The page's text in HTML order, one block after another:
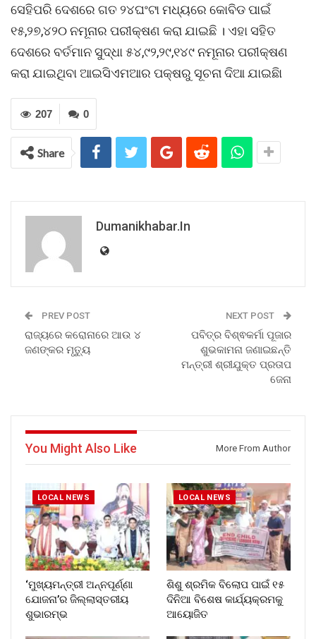
ସେହିପରି ଦେଶରେ ଗତ ୨୪ଘଂଟା ମଧ୍ୟରେ କୋବିଡ ପାଇଁ
୧୫,୨୭,୪୨୦ ନମୂନାର ପରୀକ୍ଷଣ କରା ଯାଇଛି । ଏହା ସହିତ
ଦେଶରେ ବର୍ତମାନ ସୁଦ୍ଧା ୫୪,୯୨,୨୯,୧୪୯ ନମୂନାର ପରୀକ୍ଷଣ
କରା ଯାଇଥିବା ଆଇସିଏମଆର ପକ୍ଷରୁ ସୂଚନା ଦିଆ ଯାଇଛିା
0
207
Share
Dumanikhabar.in
PREV POST
ରାଜ୍ୟରେ କରୋନାରେ ଆଉ ୪
ଜଣଙ୍କର ମୃତ୍ୟୁ
NEXT POST
ପବିତ୍ର ବିଶ୍ଵକର୍ମା ପୂଜାର
ଶୁଭକାମନା ଜଣାଇଛନ୍ତି
ମନ୍ତ୍ରୀ ଶ୍ରୀଯୁକ୍ତ ପ୍ରତାପ
ଜେନା
You Might Also Like More From Author
LOCAL NEWS
‘ମୁଖ୍ୟମନ୍ତ୍ରୀ ଅନ୍ନପୂର୍ଣ୍ଣା
ଯୋଜନା’ର ଜିଲ୍ଲାସ୍ତରୀୟ
ଶୁଭାରମ୍ଭ
LOCAL NEWS
ଶିଶୁ ଶ୍ରମିକ ବିଲୋପ ପାଇଁ ୧୫
ଦିନିଆ ବିଶେଷ କାର୍ଯ୍ୟକ୍ରମକୁ
ଆୟୋଜିତ